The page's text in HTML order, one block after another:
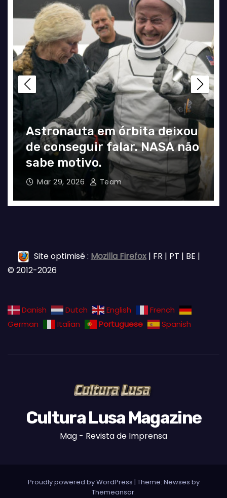
Astronauta em órbita deixou
de conseguir falar. NASA não
sabe motivo.
Mar 29, 2026 Team
Site optimisé : Mozilla Firefox | FR | PT | BE |
© 2012-2026
Danish Dutch English
French
German
Italian Portuguese Spanish
Cultura Lusa Magazine
Mag - Revista de Imprensa
Proudly powered by WordPress | Theme: Newses by
Themeansar.